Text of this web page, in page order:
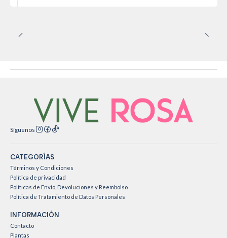
Síguenos
CATEGORÍAS
Términos y Condiciones
Política de privacidad
Políticas de Envío, Devoluciones y Reembolso
Política de Tratamiento de Datos Personales
INFORMACIÓN
Contacto
Plantas